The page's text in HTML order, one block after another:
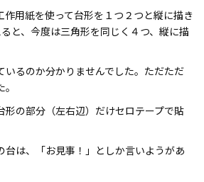
作用紙を使って台形を１つ２つと縦に描き
と、今度は三角形を同じく４つ、縦に描
いるのか分かりませんでした。ただただ
形の部分（左右辺）だけセロテープで貼
台は、「お見事！」としか言いようがあ